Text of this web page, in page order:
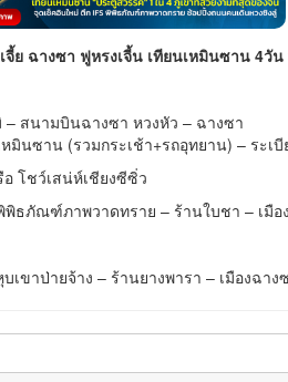
จี้ย ฉางซา ฟูหรงเจี้น เทียนเหมินซาน 4วั
สนามบินฉางซา หวงหัว – ฉางซา
หมินซาน (รวมกระเช้า+รถอุทยาน) – ระ
โชว์เสน่ห์เชียงซีซิ่ว
ธภัณฑ์ภาพวาดทราย – ร้านใบชา – เมือ
เขาป่ายจ้าง – ร้านยางพารา – เมืองฉ